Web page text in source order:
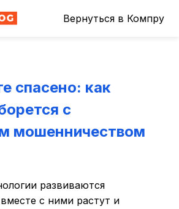
Вернуться в Компру
спасено: как
с
мошенничеством
развиваются
с ними растут и